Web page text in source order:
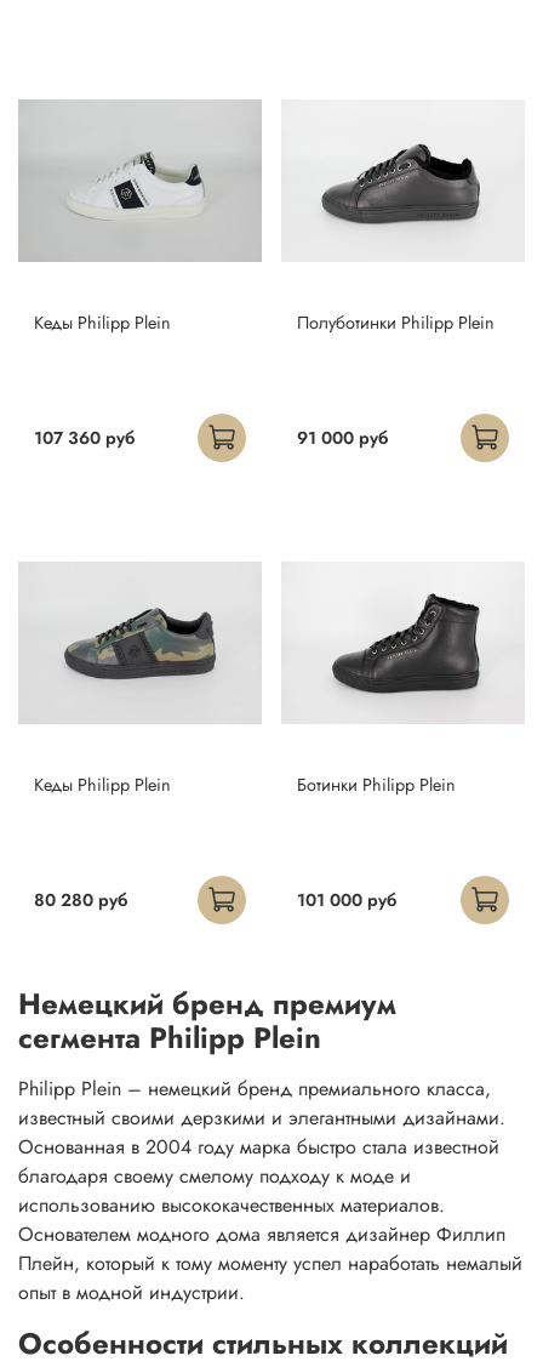
Кеды Philipp Plein
107 360 руб
Полуботинки Philipp Plein
91 000 руб
Кеды Philipp Plein
80 280 руб
Ботинки Philipp Plein
101 000 руб
Немецкий бренд премиум
сегмента Philipp Plein
Philipp Plein – немецкий бренд премиального класса,
известный своими дерзкими и элегантными дизайнами.
Основанная в 2004 году марка быстро стала известной
благодаря своему смелому подходу к моде и
использованию высококачественных материалов.
Основателем модного дома является дизайнер Филлип
Плейн, который к тому моменту успел наработать немалый
опыт в модной индустрии.
Особенности стильных коллекций